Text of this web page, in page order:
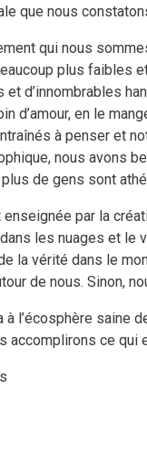
que nous
qui nous
plus faibles
d’innombrables
d’amour, en le
à penser et
nous avons
de gens sont
par la
les nuages et
la vérité dans le
de nous. Sinon,
l’écosphère saine
ce qui